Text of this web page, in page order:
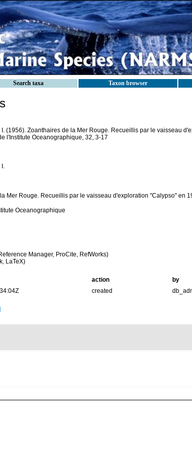
Search taxa Taxon browser
I. (1956). Zoanthaires de la Mer Rouge. Recueillis par le vaisseau
l'Institute Oceanographique, 32, 3-17
I.
Mer Rouge. Recueillis par le vaisseau d'exploration "Calypso" en
Oceanographique
Manager, ProCite, RefWorks)
LaTeX)
action
by
created